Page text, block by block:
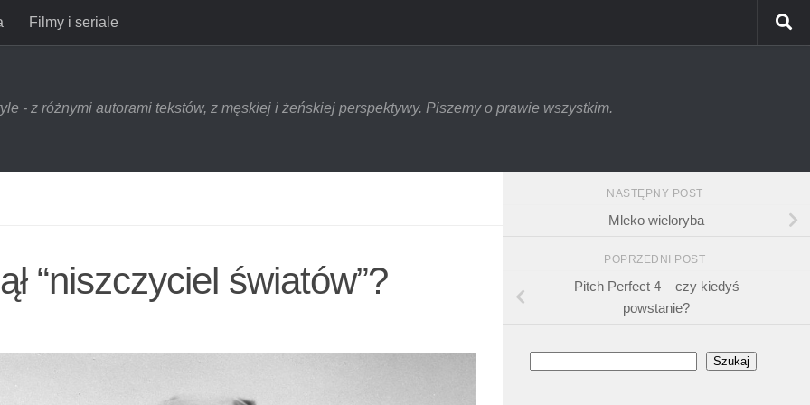
Filmy i seriale
- z różnymi autorami tekstów, z męskiej i żeńskiej perspektywy. Piszemy o prawie wszystkim.
“niszczyciel światów”?
NASTĘPNY POST
Mleko wieloryba
POPRZEDNI POST
Pitch Perfect 4 – czy kiedyś
powstanie?
Szukaj